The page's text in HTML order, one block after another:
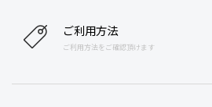
ご利用方法
ご利用方法をご確認頂けます